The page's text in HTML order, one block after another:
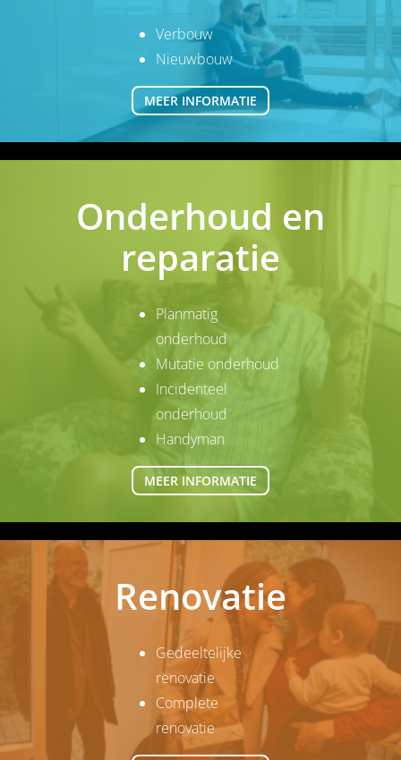
Verbouw
Nieuwbouw
MEER INFORMATIE
Onderhoud en
reparatie
Planmatig
onderhoud
Mutatie onderhoud
Incidenteel
onderhoud
Handyman
MEER INFORMATIE
Renovatie
Gedeeltelijke
renovatie
Complete
renovatie